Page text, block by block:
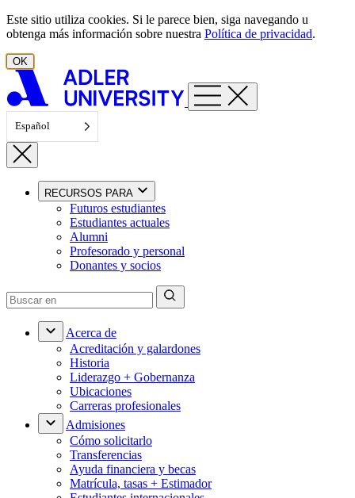
Ir al contenido
Este sitio utiliza cookies. Si le parece bien, siga navegando u
obtenga más información sobre nuestra Política de privacidad.
OK
Español
RECURSOS PARA
Futuros estudiantes
Estudiantes actuales
Alumni
Profesorado y personal
Donantes y socios
Acerca de
Acreditación y galardones
Historia
Liderazgo + Gobernanza
Ubicaciones
Carreras profesionales
Admisiones
Cómo solicitarlo
Transferencias
Ayuda financiera y becas
Matrícula, tasas + Estimador